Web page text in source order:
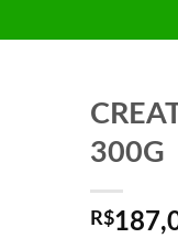
300G
R$